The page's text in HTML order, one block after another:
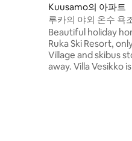
Kuusamo의 아파트
루카의 야외 온수 욕
안한 숙소
Beautiful holiday
Ruka Ski Resort,
Village and skibus
away. Villa Vesikko is a high-quality leisure